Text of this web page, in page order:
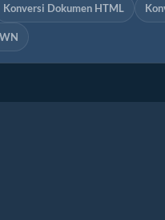
Konversi Dokumen HTML